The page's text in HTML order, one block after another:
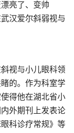
亮了、变帅
汉爱尔斜弱视与
视与小儿眼科领
的。作为科室学
得他在湖北省小
外期刊上发表论
科诊疗常规》等